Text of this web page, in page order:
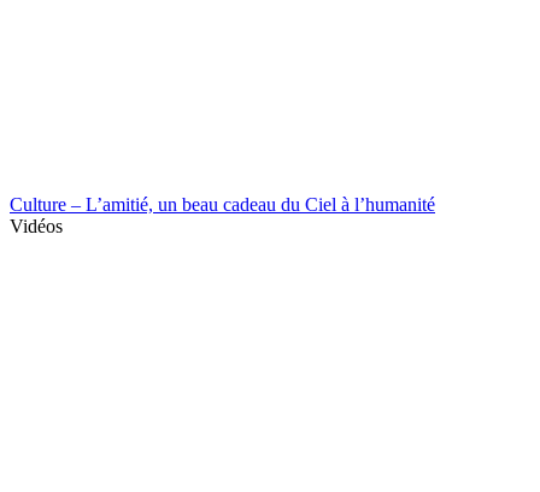
Culture – L’amitié, un beau cadeau du Ciel à l’humanité
Vidéos